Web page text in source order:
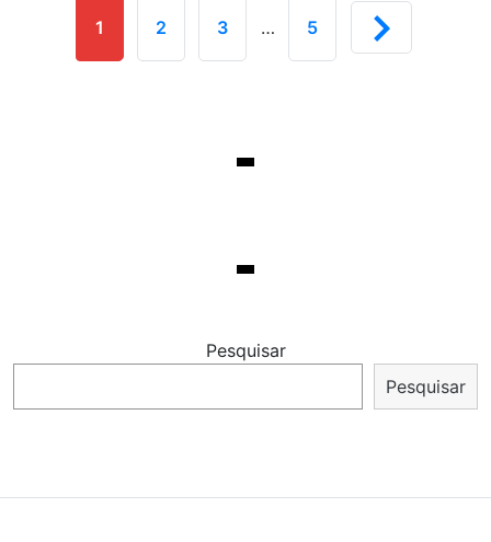
1 2 3 … 5
Pesquisar
Pesquisar